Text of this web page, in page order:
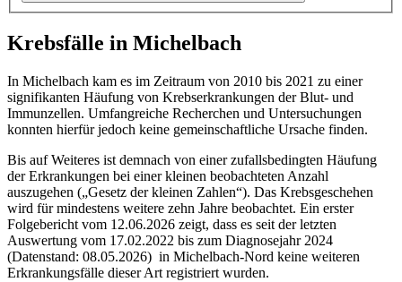
Krebsfälle in Michelbach
In Michelbach kam es im Zeitraum von 2010 bis 2021 zu einer
signifikanten Häufung von Krebserkrankungen der Blut- und
Immunzellen. Umfangreiche Recherchen und Untersuchungen
konnten hierfür jedoch keine gemeinschaftliche Ursache finden.
Bis auf Weiteres ist demnach von einer zufallsbedingten Häufung
der Erkrankungen bei einer kleinen beobachteten Anzahl
auszugehen („Gesetz der kleinen Zahlen“). Das Krebsgeschehen
wird für mindestens weitere zehn Jahre beobachtet. Ein erster
Folgebericht vom 12.06.2026 zeigt, dass es seit der letzten
Auswertung vom 17.02.2022 bis zum Diagnosejahr 2024
(Datenstand: 08.05.2026) in Michelbach-Nord keine weiteren
Erkrankungsfälle dieser Art registriert wurden.